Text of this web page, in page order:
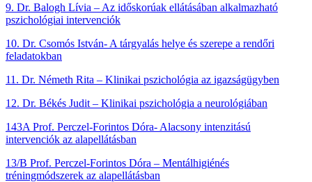
9. Dr. Balogh Lívia – Az időskorúak ellátásában alkalmazható
pszichológiai intervenciók
10. Dr. Csomós István- A tárgyalás helye és szerepe a rendőri
feladatokban
11. Dr. Németh Rita – Klinikai pszichológia az igazságügyben
12. Dr. Békés Judit – Klinikai pszichológia a neurológiában
143A Prof. Perczel-Forintos Dóra- Alacsony intenzitású
intervenciók az alapellátásban
13/B Prof. Perczel-Forintos Dóra – Mentálhigiénés
tréningmódszerek az alapellátásban